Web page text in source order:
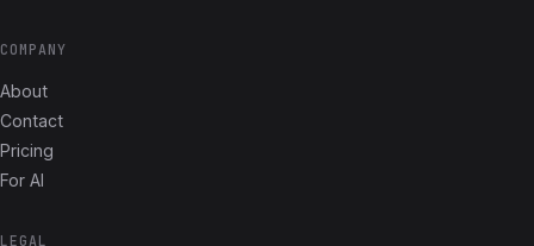
COMPANY
About
Contact
Pricing
For AI
LEGAL